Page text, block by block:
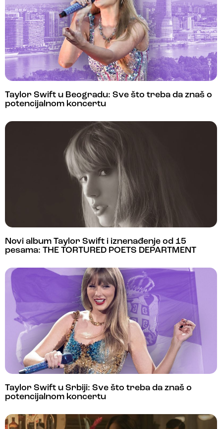
Taylor Swift u Beogradu: Sve što treba da znaš o
potencijalnom koncertu
Novi album Taylor Swift i iznenađenje od 15
pesama: THE TORTURED POETS DEPARTMENT
Taylor Swift u Srbiji: Sve što treba da znaš o
potencijalnom koncertu